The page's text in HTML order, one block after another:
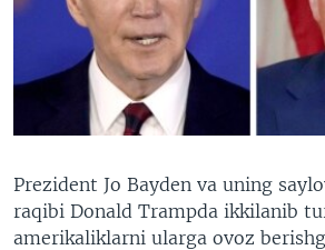
VIDEO
XABARLAR SURATLARDA
ODNOKLASSNIKI
TELEGRAM
TWITTER
SOUNDCLOUD
VOA
Prezident Jo Bayden va uning
raqibi Donald Trampda ikkilanib
amerikaliklarni ularga ovoz